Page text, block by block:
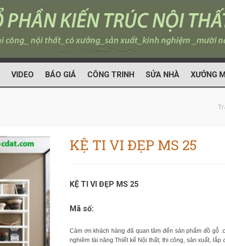
VIDEO BÁO GIÁ CÔNG TRINH SỬA NHÀ XƯỞNG
KỆ TI VI ĐẸP MS 25
KỆ TI VI ĐẸP MS 25
Mã số:
Cảm ơn khách hàng đã quan tâm đến sản phẩm đồ gỗ
nghiêm tài năng.Thiết kế Nội thất; thi công, sản xuất,